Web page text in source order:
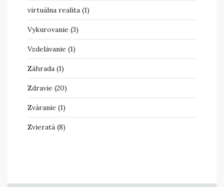
virtuálna realita (1)
Vykurovanie (3)
Vzdelávanie (1)
Záhrada (1)
Zdravie (20)
Zváranie (1)
Zvieratá (8)